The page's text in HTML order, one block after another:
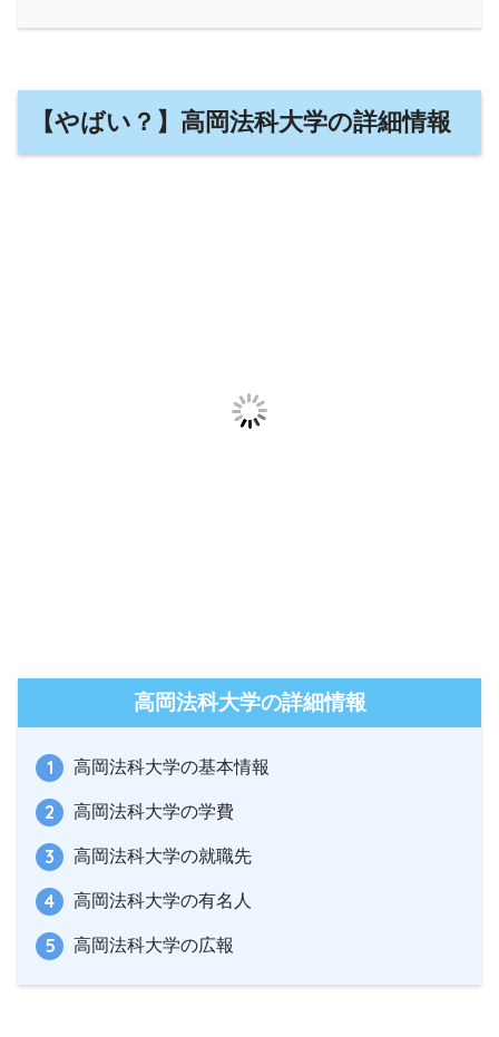
【やばい？】高岡法科大学の詳細情報
高岡法科大学の詳細情報
高岡法科大学の基本情報
高岡法科大学の学費
高岡法科大学の就職先
高岡法科大学の有名人
高岡法科大学の広報